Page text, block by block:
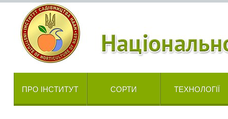
ПРО ІНСТИТУТ СОРТИ ТЕХНОЛОГІЇ